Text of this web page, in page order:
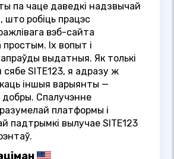
па чаце даведкі надзвычай
што робіць працэс
вэб-сайта
Іх вопыт і
выдатныя. Як толькі
сябе SITE123, я адразу ж
іншыя варыянты —
добры. Спалучэнне
платформы і
падтрымкі вылучае SITE123